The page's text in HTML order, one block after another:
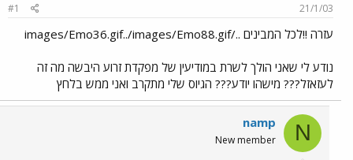
ש
א
ר
ך
21/1/03
#1
עזרה !!לכל המבינים ../images/Emo36.gif../images/Emo88.gif
נודע לי שאני הולך לשרת במודיעין של מפקדת זרוע היבשה מה זה
לעזאזל??? מישהו יודע??? הגיוס שלי מתקרב ואני ממש בלחץ
N
namp
New member